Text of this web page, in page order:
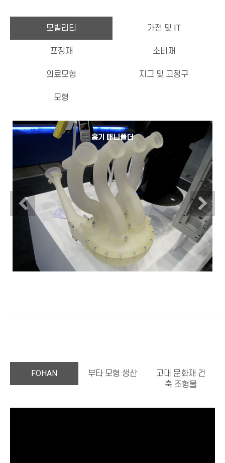
모빌리티 가전 및 IT
포장재 소비재
의료모형 지그 및 고정구
모형
흡기 매니폴더
Previous
FOHAN 부타 모형 생산
고대 문화재 건
축 조형물